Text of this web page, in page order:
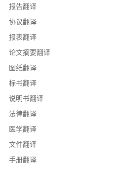
报告翻译
协议翻译
报表翻译
论文摘要翻译
图纸翻译
标书翻译
说明书翻译
法律翻译
医学翻译
文件翻译
手册翻译